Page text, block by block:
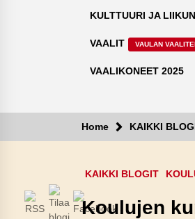
KULTTUURI JA
VAALIT VAULAN
VAALIKONEET 2025
Home KAIKKI
KAIKKI BLOGIT
Koulujen